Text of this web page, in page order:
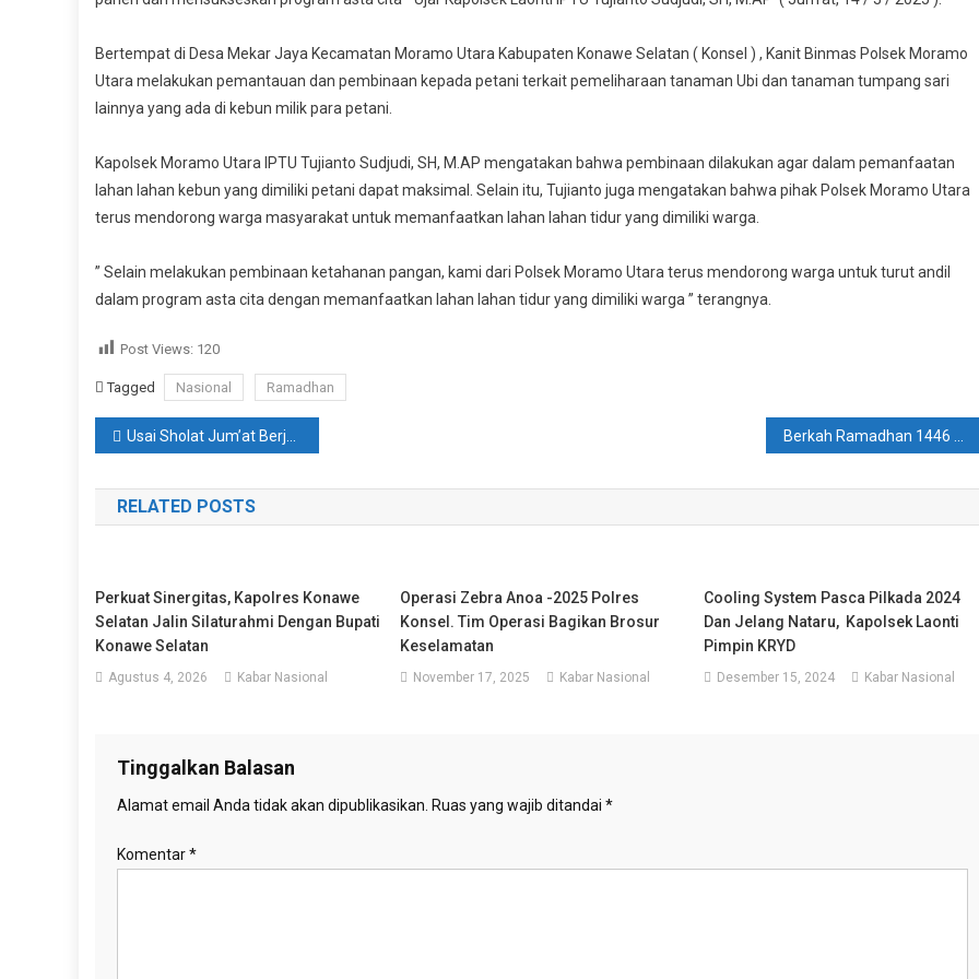
Moramo
Utara
Ketahanan
Bertempat di Desa Mekar Jaya Kecamatan Moramo Utara Kabupaten Konawe Selatan ( Konsel ) , Kanit Binmas Polsek Moramo
Utara melakukan pemantauan dan pembinaan kepada petani terkait pemeliharaan tanaman Ubi dan tanaman tumpang sari
lainnya yang ada di kebun milik para petani.
Kapolsek Moramo Utara IPTU Tujianto Sudjudi, SH, M.AP mengatakan bahwa pembinaan dilakukan agar dalam pemanfaatan
lahan lahan kebun yang dimiliki petani dapat maksimal. Selain itu, Tujianto juga mengatakan bahwa pihak Polsek Moramo Utara
terus mendorong warga masyarakat untuk memanfaatkan lahan lahan tidur yang dimiliki warga.
” Selain melakukan pembinaan ketahanan pangan, kami dari Polsek Moramo Utara terus mendorong warga untuk turut andil
dalam program asta cita dengan memanfaatkan lahan lahan tidur yang dimiliki warga ” terangnya.
Post Views: 120
Tagged Nasional Ramadhan
Navigasi
pos
Usai Sholat Jum’at Berjamaah, Kapolres Konsel Berikan Kuliah Tujuh Menit. Ini Pesannya.!!
RELATED POSTS
Perkuat Sinergitas, Kapolres Konawe
Selatan Jalin Silaturahmi Dengan Bupati
Konawe Selatan
Agustus 4, 2026 Kabar Nasional
Operasi Zebra Anoa -2025 Polres
Konsel. Tim Operasi Bagikan Brosur
Keselamatan
November 17, 2025 Kabar Nasional
Cooling System Pasca Pilkada 2024
Dan Jelang Nataru, Kapolsek Laonti
Pimpin KRYD
Desember 15, 2024 Kabar Nasional
Tinggalkan Balasan
Alamat email Anda tidak akan dipublikasikan. Ruas yang wajib ditandai *
Komentar*